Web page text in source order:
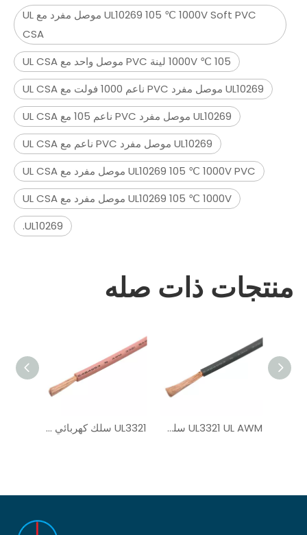
UL10269 105 ℃ 1000V Soft PVC موصل مفرد مع UL
CSA
105 ℃ 1000V لينة PVC موصل واحد مع UL CSA
UL10269 موصل مفرد PVC ناعم 1000 فولت مع UL CSA
UL10269 موصل مفرد PVC ناعم 105 مع UL CSA
UL10269 موصل مفرد PVC ناعم مع UL CSA
UL10269 105 ℃ 1000V PVC موصل مفرد مع UL CSA
UL10269 105 ℃ 1000V موصل مفرد مع UL CSA
UL10269.
منتجات ذات صله
UL3321 سلك كهربائي XLPE أحادي النواة UL3321 UL AWM سلك PV النحاس